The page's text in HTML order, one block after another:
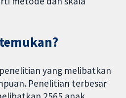
yang melibatkan
Penelitian terbesar